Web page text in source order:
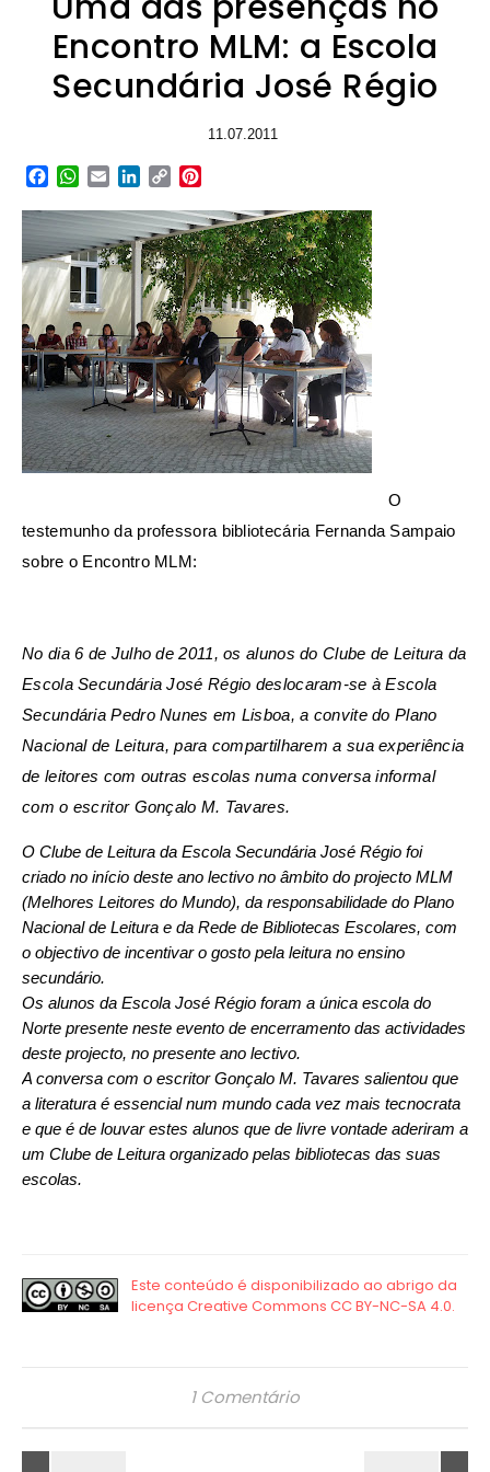
Encontro MLM: a Escola
Secundária José Régio
11.07.2011
Facebook
WhatsApp
EmailLinkedIn
Copy
O
testemunho da professora bibliotecária Fernanda Sampaio
sobre o Encontro MLM:
No dia 6 de Julho de 2011, os alunos do Clube de Leitura da
Escola Secundária José Régio deslocaram-se à Escola
Secundária Pedro Nunes em Lisboa, a convite do Plano
Nacional de Leitura, para compartilharem a sua experiência
de leitores com outras escolas numa conversa informal
com o escritor Gonçalo M. Tavares.
O Clube de Leitura da Escola Secundária José Régio foi
criado no início deste ano lectivo no âmbito do projecto MLM
(Melhores Leitores do Mundo), da responsabilidade do Plano
Nacional de Leitura e da Rede de Bibliotecas Escolares, com
o objectivo de incentivar o gosto pela leitura no ensino
secundário.
Os alunos da Escola José Régio foram a única escola do
Norte presente neste evento de encerramento das actividades
deste projecto, no presente ano lectivo.
A conversa com o escritor Gonçalo M. Tavares salientou que
a literatura é essencial num mundo cada vez mais tecnocrata
e que é de louvar estes alunos que de livre vontade aderiram a
um Clube de Leitura organizado pelas bibliotecas das suas
escolas.
1 Comentário